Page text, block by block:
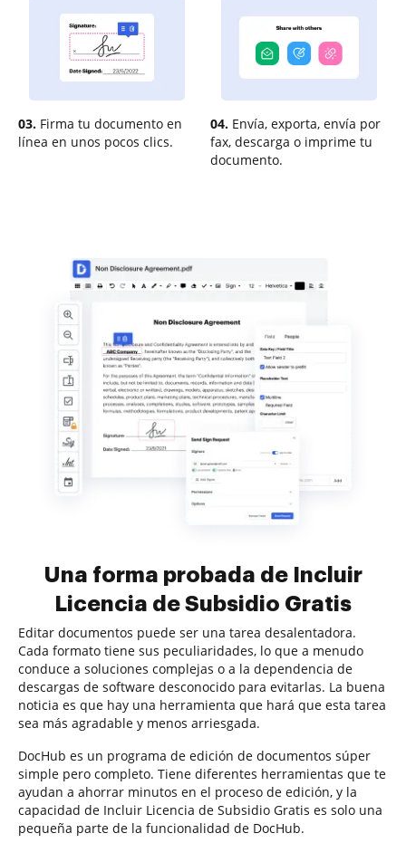
03. Firma tu documento en
línea en unos pocos clics.
04. Envía, exporta, envía por
fax, descarga o imprime tu
documento.
Una forma probada de Incluir
Licencia de Subsidio Gratis
Editar documentos puede ser una tarea desalentadora.
Cada formato tiene sus peculiaridades, lo que a menudo
conduce a soluciones complejas o a la dependencia de
descargas de software desconocido para evitarlas. La buena
noticia es que hay una herramienta que hará que esta tarea
sea más agradable y menos arriesgada.
DocHub es un programa de edición de documentos súper
simple pero completo. Tiene diferentes herramientas que te
ayudan a ahorrar minutos en el proceso de edición, y la
capacidad de Incluir Licencia de Subsidio Gratis es solo una
pequeña parte de la funcionalidad de DocHub.